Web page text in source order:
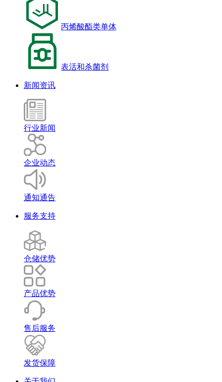
丙烯酸酯类单体
表活和杀菌剂
新闻资讯
行业新闻
企业动态
通知通告
服务支持
仓储优势
产品优势
售后服务
发货保障